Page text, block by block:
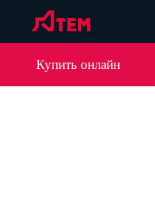
Купить онлайн